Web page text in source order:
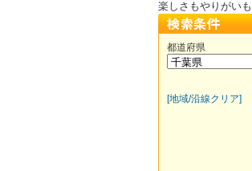
楽しさもやりがい
都道府県
[地域/沿線クリア]